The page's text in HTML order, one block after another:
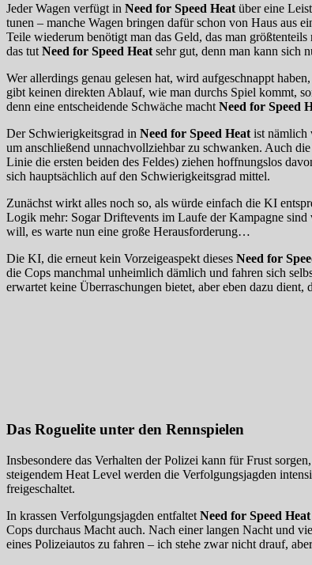
Jeder Wagen verfügt in Need for Speed Heat über eine
tunen – manche Wagen bringen dafür schon von Haus aus
Teile wiederum benötigt man das Geld, das man
das tut Need for Speed Heat sehr gut, denn man kann sich
Wer allerdings genau gelesen hat, wird aufgeschnappt
gibt keinen direkten Ablauf, wie man durchs Spiel kommt,
denn eine entscheidende Schwäche macht Need for Speed
Der Schwierigkeitsgrad in Need for Speed Heat ist nämlich
um anschließend unnachvollziehbar zu schwanken. Auch
Linie die ersten beiden des Feldes) ziehen hoffnungslos
sich hauptsächlich auf den Schwierigkeitsgrad mittel.
Zunächst wirkt alles noch so, als würde einfach die KI
Logik mehr: Sogar Driftevents im Laufe der Kampagne sind
will, es warte nun eine große Herausforderung…
Die KI, die erneut kein Vorzeigeaspekt dieses Need for
die Cops manchmal unheimlich dämlich und fahren sich
erwartet keine Überraschungen bietet, aber eben dazu dient,
Das Roguelite unter den Rennspielen
Insbesondere das Verhalten der Polizei kann für Frust
steigendem Heat Level werden die Verfolgungsjagden
freigeschaltet.
In krassen Verfolgungsjagden entfaltet Need for Speed Heat
Cops durchaus Macht auch. Nach einer langen Nacht und
eines Polizeiautos zu fahren – ich stehe zwar nicht drauf,